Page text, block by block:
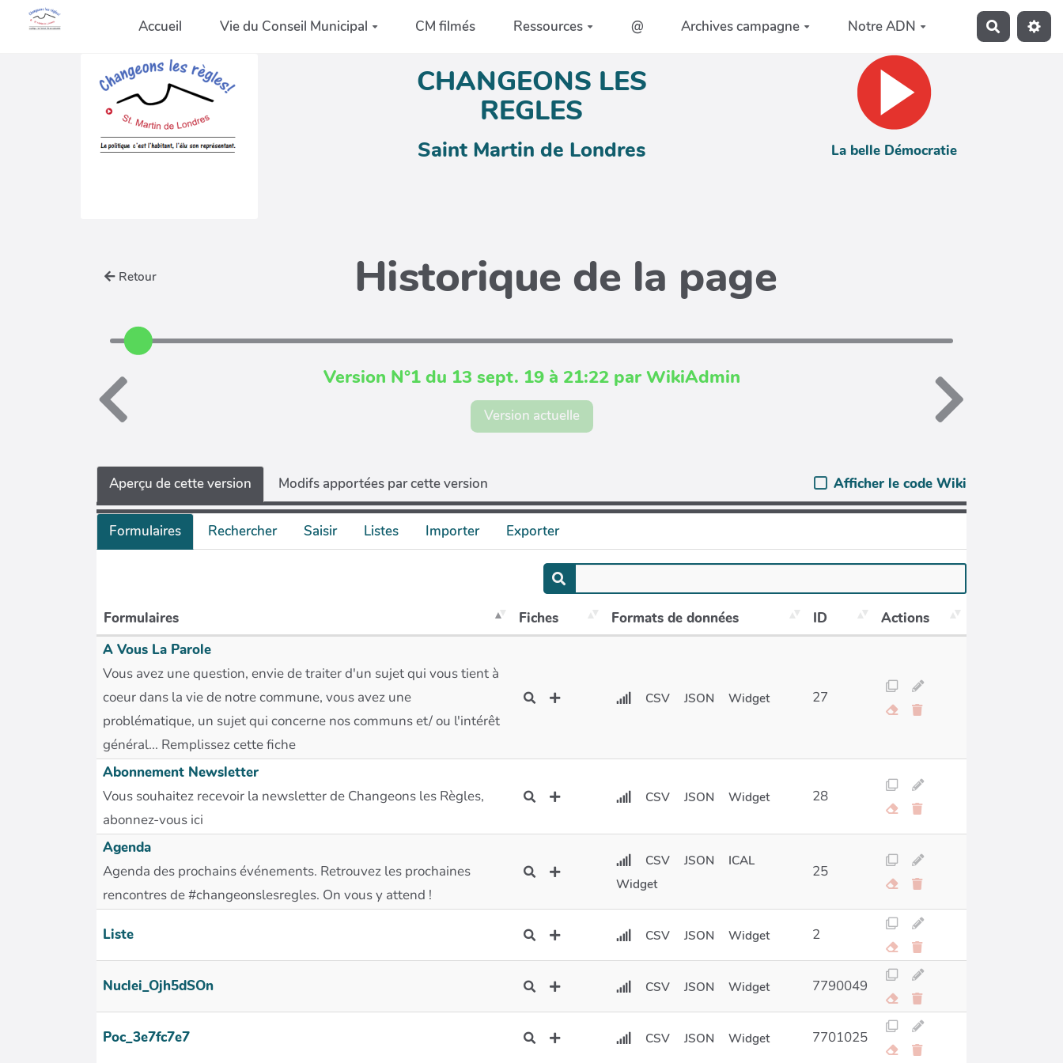
Accueil Vie du Conseil Municipal CM filmés Ressources @ Archives campagne Notre ADN
CHANGEONS LES
REGLES
Saint Martin de Londres La belle Démocratie
Retour Historique de la page
Version N°1 du 13 sept. 19 à 21:22 par WikiAdmin
Version actuelle
Aperçu de cette version Modifs apportées par cette version Afficher le code Wiki